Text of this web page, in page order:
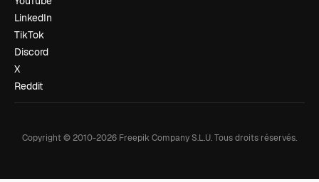
LinkedIn
TikTok
Discord
X
Reddit
Copyright © 2010-2026 Freepik Company S.L.U.Tous droits réservés.